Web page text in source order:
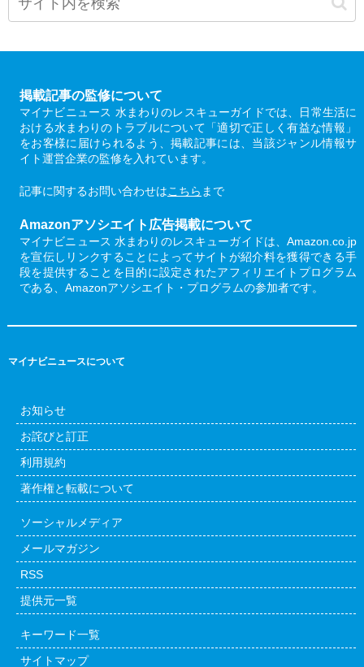
掲載記事の監修について
マイナビニュース 水まわりのレスキューガイドでは、日常生活に
おける水まわりのトラブルについて「適切で正しく有益な情報」
をお客様に届けられるよう、掲載記事には、当該ジャンル情報サ
イト運営企業の監修を入れています。
記事に関するお問い合わせはこちら まで
Amazonアソシエイト広告掲載について
マイナビニュース 水まわりのレスキューガイドは、Amazon.co.jp
を宣伝しリンクすることによってサイトが紹介料を獲得できる手
段を提供することを目的に設定されたアフィリエイトプログラム
である、Amazonアソシエイト・プログラムの参加者です。
マイナビニュースについて
お知らせ
お詫びと訂正
利用規約
著作権と転載について
ソーシャルメディア
メールマガジン
RSS
提供元一覧
キーワード一覧
サイトマップ